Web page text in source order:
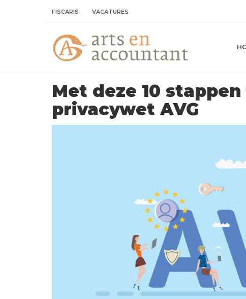
FISCARIS VACATURES
Met deze 10
privacywet AVG